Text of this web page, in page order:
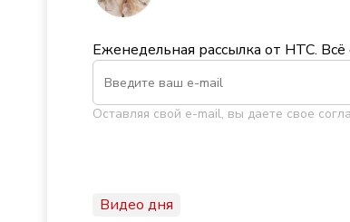
Еженедельная рассылка от НТС.
Оставляя свой e-mail, вы даете свое
Видео дня